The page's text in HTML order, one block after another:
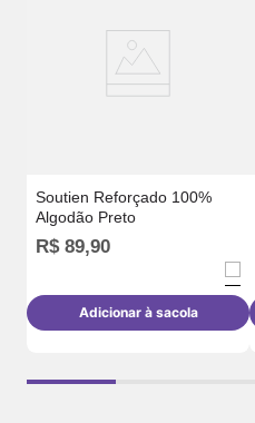
Soutien Reforçado 100%
Algodão Preto
R$ 89,90
Adicionar à sacola